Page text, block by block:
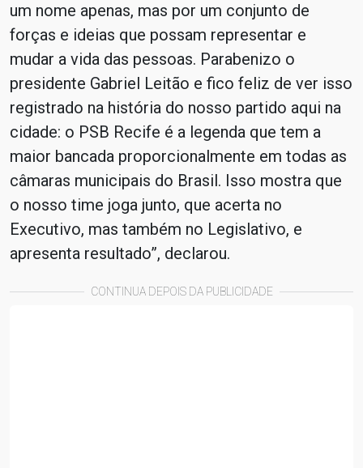
um nome apenas, mas por um conjunto de
forças e ideias que possam representar e
mudar a vida das pessoas. Parabenizo o
presidente Gabriel Leitão e fico feliz de ver isso
registrado na história do nosso partido aqui na
cidade: o PSB Recife é a legenda que tem a
maior bancada proporcionalmente em todas as
câmaras municipais do Brasil. Isso mostra que
o nosso time joga junto, que acerta no
Executivo, mas também no Legislativo, e
apresenta resultado”, declarou.
CONTINUA DEPOIS DA PUBLICIDADE